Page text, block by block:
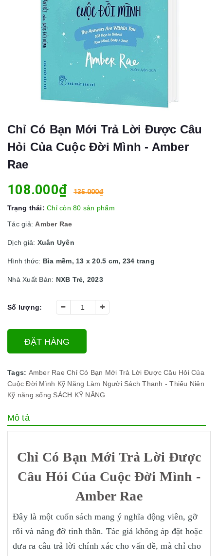
Chỉ Có Bạn Mới Trả Lời Được Câu
Hỏi Của Cuộc Đời Mình - Amber
Rae
108.000₫ 135.000₫
Trạng thái: Chỉ còn 80 sản phẩm
Tác giả: Amber Rae
Dịch giả: Xuân Uyên
Hình thức: Bìa mềm, 13 x 20.5 cm, 234 trang
Nhà Xuất Bản: NXB Trẻ, 2023
Số lượng:
ĐẶT HÀNG
Tags: Amber Rae Chỉ Có Bạn Mới Trả Lời Được Câu Hỏi Của
Cuộc Đời Mình Kỹ Năng Làm Người Sách Thanh - Thiếu Niên
Kỹ năng sống SÁCH KỸ NĂNG
Mô tả
Chỉ Có Bạn Mới Trả Lời Được
Câu Hỏi Của Cuộc Đời Mình -
Amber Rae
Đây là một cuốn sách mang ý nghĩa động viên, gỡ
rối và nâng đỡ tinh thần. Tác giả không áp đặt hoặc
đưa ra câu trả lời chính xác cho vấn đề, mà chỉ cho